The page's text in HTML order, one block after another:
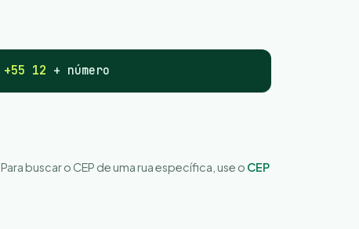
+55 12 + número
. Para buscar o CEP de uma rua específica, use o CEP